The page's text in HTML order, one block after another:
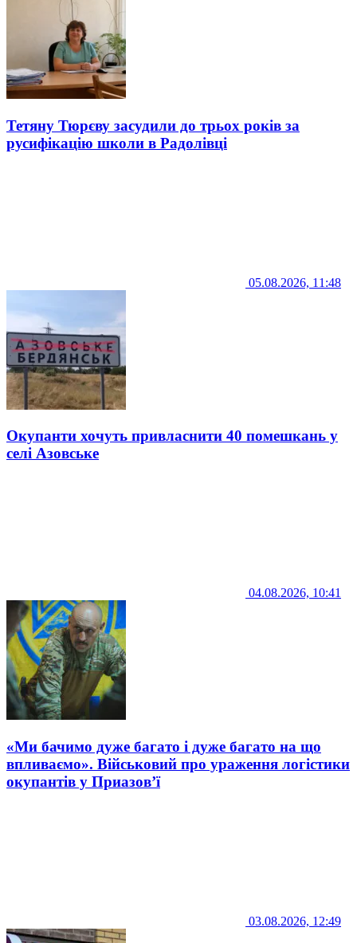
Тетяну Тюрєву засудили до трьох років за
русифікацію школи в Радолівці
05.08.2026, 11:48
Окупанти хочуть привласнити 40 помешкань у
селі Азовське
04.08.2026, 10:41
«Ми бачимо дуже багато і дуже багато на що
впливаємо». Військовий про ураження логістики
окупантів у Приазов’ї
03.08.2026, 12:49